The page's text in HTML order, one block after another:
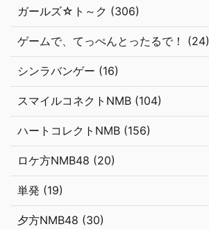
ガールズ☆ト～ク (306)
ゲームで、てっぺんとったるで！ (24)
シンラバンゲー (16)
スマイルコネクトNMB (104)
ハートコレクトNMB (156)
ロケ方NMB48 (20)
単発 (19)
夕方NMB48 (30)